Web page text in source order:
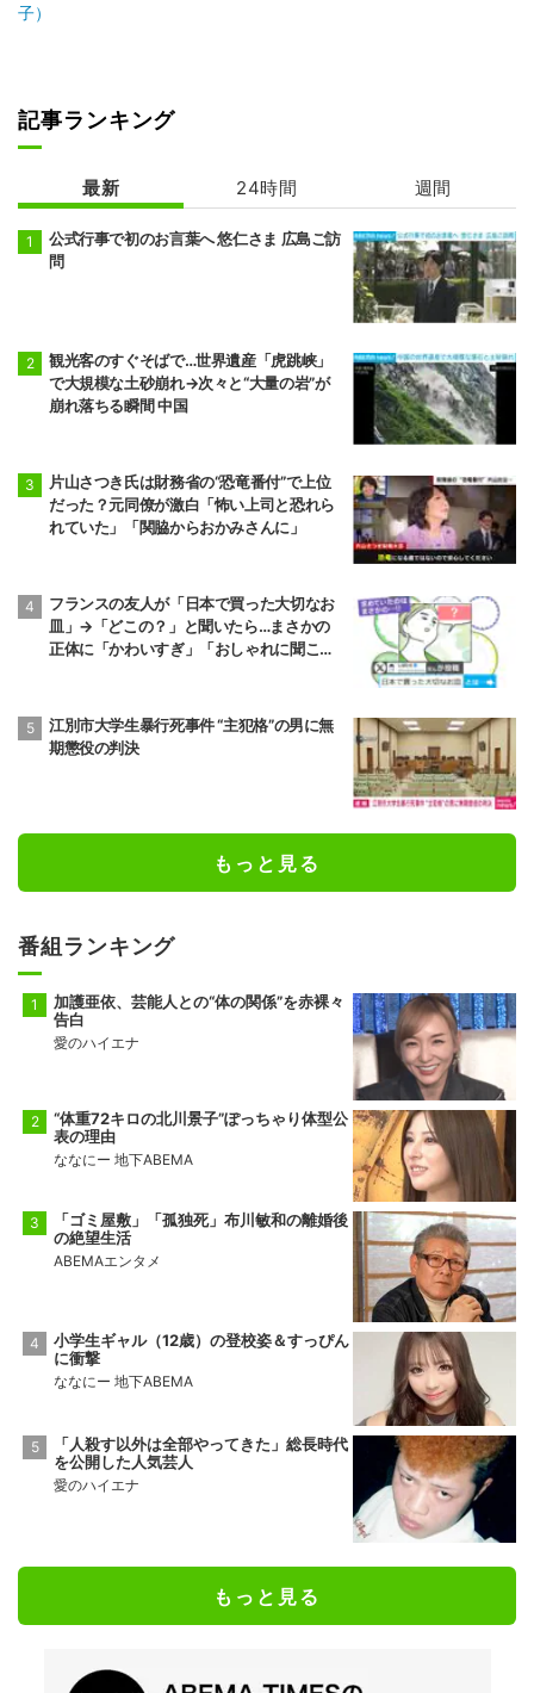
子）
記事ランキング
最新 24時間 週間
公式行事で初のお言葉へ 悠仁さま 広島ご訪
問
観光客のすぐそばで…世界遺産「虎跳峡」
で大規模な土砂崩れ→次々と“大量の岩”が
崩れ落ちる瞬間 中国
片山さつき氏は財務省の“恐竜番付”で上位
だった？元同僚が激白「怖い上司と恐れら
れていた」「関脇からおかみさんに」
フランスの友人が「日本で買った大切なお
皿」→「どこの？」と聞いたら…まさかの
正体に「かわいすぎ」「おしゃれに聞こえ
江別市大学生暴行死事件 “主犯格”の男に無
期懲役の判決
もっと見る
番組ランキング
加護亜依、芸能人との“体の関係”を赤裸々
告白
愛のハイエナ
“体重72キロの北川景子”ぽっちゃり体型公
表の理由
ななにー 地下ABEMA
「ゴミ屋敷」「孤独死」布川敏和の離婚後
の絶望生活
ABEMAエンタメ
小学生ギャル（12歳）の登校姿＆すっぴん
に衝撃
ななにー 地下ABEMA
「人殺す以外は全部やってきた」総長時代
を公開した人気芸人
愛のハイエナ
もっと見る